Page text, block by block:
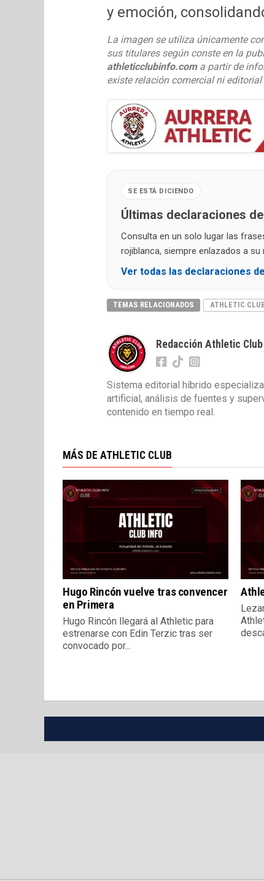
y emoción,
La imagen se utiliza únicamente
sus titulares según conste en la
athleticclubinfo.coma partir de
existe relación comercial ni
SE ESTÁ DICIENDO
Últimas declaraciones
Consulta en un solo lugar las
rojiblanca, siempre enlazados a su
Ver todas las declaraciones
TEMAS RELACIONADOS ATHLETIC
Redacción Athletic
Sistema editorial híbrido
artificial, análisis de fuentes y
contenido en tiempo real.
MÁS DE ATHLETIC CLUB
Hugo Rincón vuelve tras convencer
en Primera
Hugo Rincón llegará al Athletic para
estrenarse con Edin Terzic tras ser
convocado por...